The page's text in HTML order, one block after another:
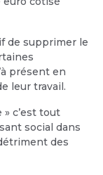
de supprimer le
présent en
leur travail.
c’est tout
social dans
des